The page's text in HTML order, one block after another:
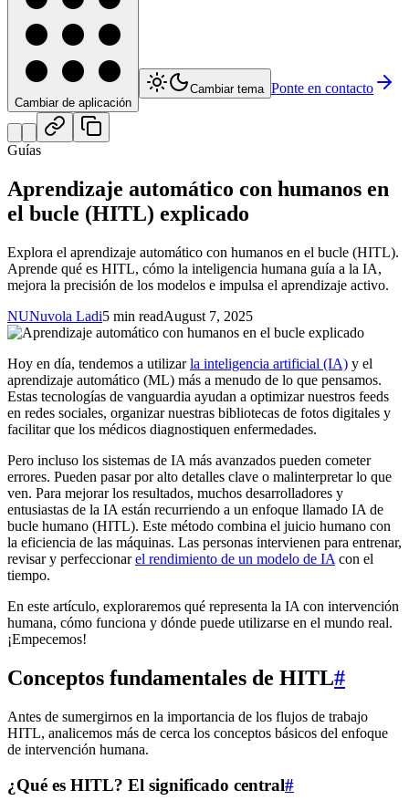
Cambiar de aplicación
Cambiar tema Ponte en contacto
Guías
Aprendizaje automático con humanos en
el bucle (HITL) explicado
Explora el aprendizaje automático con humanos en el bucle (HITL).
Aprende qué es HITL, cómo la inteligencia humana guía a la IA,
mejora la precisión de los modelos e impulsa el aprendizaje activo.
NUNuvola Ladi5 min readAugust 7, 2025
Hoy en día, tendemos a utilizarla inteligencia artificial (IA) y el
aprendizaje automático (ML) más a menudo de lo que pensamos.
Estas tecnologías de vanguardia ayudan a optimizar nuestros feeds
en redes sociales, organizar nuestras bibliotecas de fotos digitales y
facilitar que los médicos diagnostiquen enfermedades.
Pero incluso los sistemas de IA más avanzados pueden cometer
errores. Pueden pasar por alto detalles clave o malinterpretar lo que
ven. Para mejorar los resultados, muchos desarrolladores y
entusiastas de la IA están recurriendo a un enfoque llamado IA de
bucle humano (HITL). Este método combina el juicio humano con
la eficiencia de las máquinas. Las personas intervienen para entrenar,
revisar y perfeccionarel rendimiento de un modelo de IA con el
tiempo.
En este artículo, exploraremos qué representa la IA con intervención
humana, cómo funciona y dónde puede utilizarse en el mundo real.
¡Empecemos!
Conceptos fundamentales de HITL#
Antes de sumergirnos en la importancia de los flujos de trabajo
HITL, analicemos más de cerca los conceptos básicos del enfoque
de intervención humana.
¿Qué es HITL? El significado central#